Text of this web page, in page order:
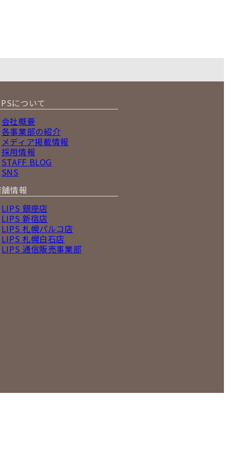
について
会社概要
各事業部の紹介
メディア掲載情報
採用情報
STAFF BLOG
SNS
情報
LIPS 銀座店
LIPS 新宿店
LIPS 札幌パルコ店
LIPS 札幌白石店
LIPS 通信販売事業部